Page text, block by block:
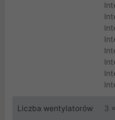
Liczba wentylatorów 3